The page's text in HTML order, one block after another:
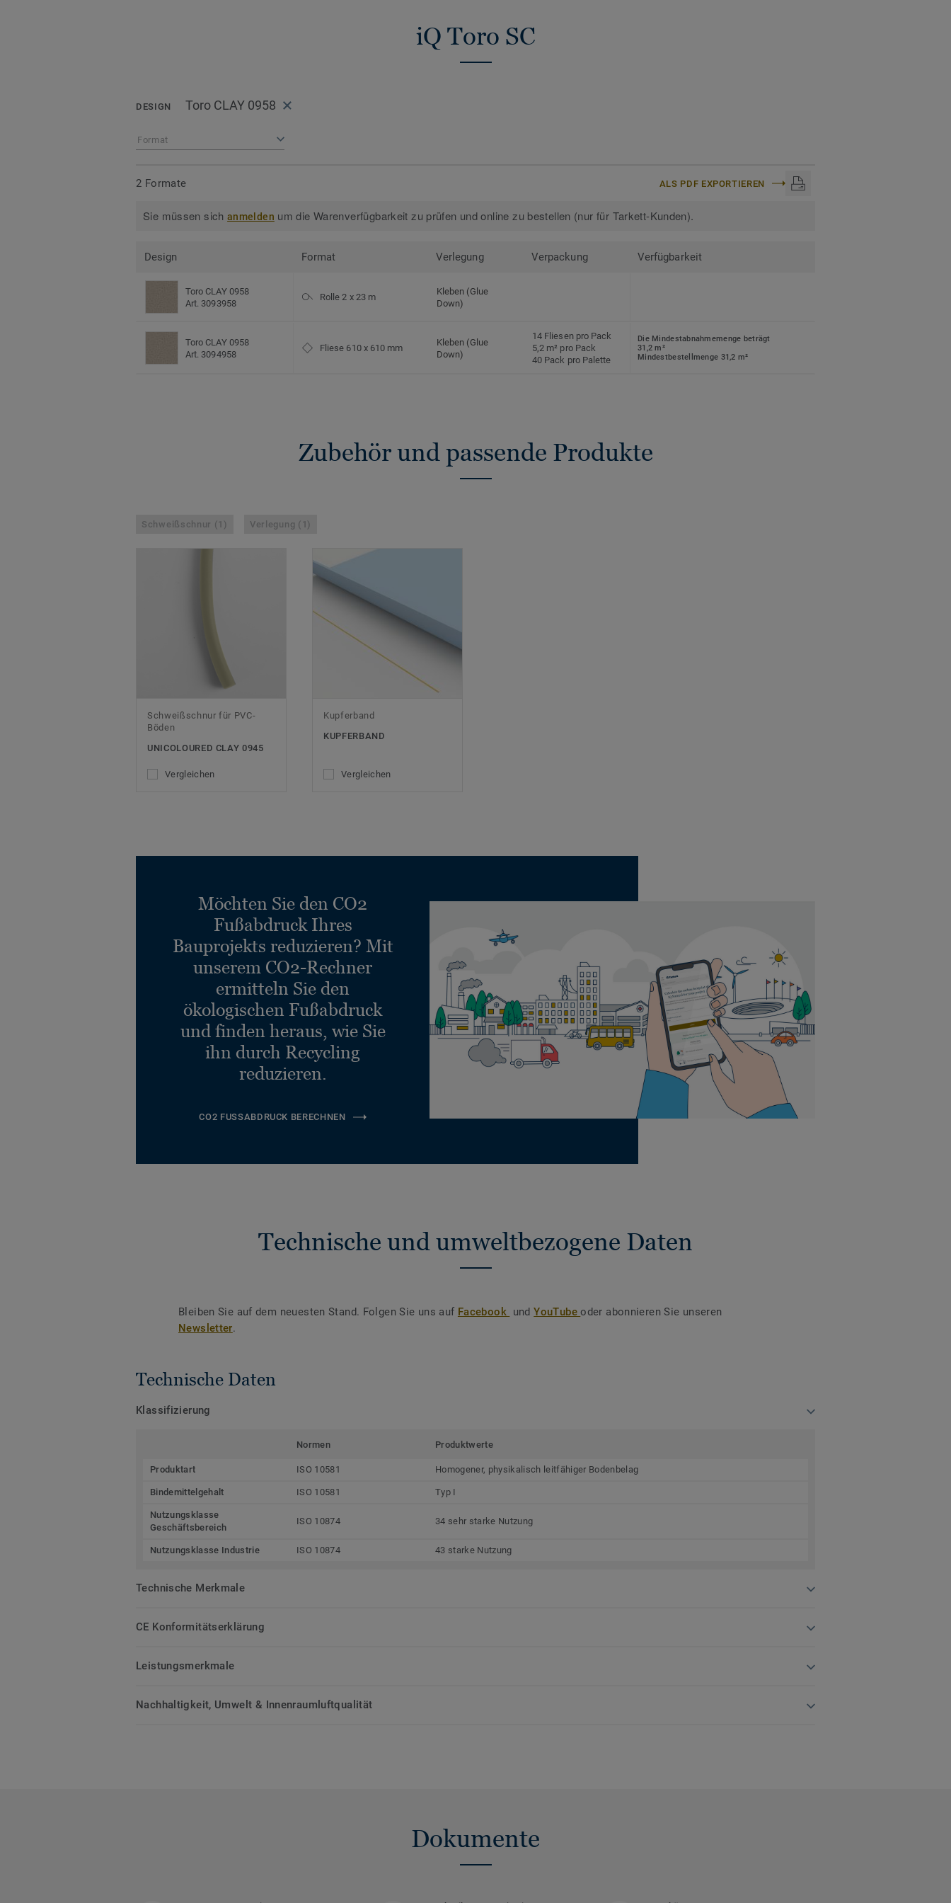
Leit-/Ableitfähige Böden
iQ Toro SC
DESIGN Toro CLAY 0958
Format
2 Formate ALS PDF EXPORTIEREN
Sie müssen sichanmelden um die Warenverfügbarkeit zu prüfen und online zu bestellen (nur für Tarkett-Kunden).
Design Format Verlegung Verpackung Verfügbarkeit
Toro CLAY 0958
Art. 3093958
Rolle 2 x 23 m
Kleben (Glue
Down)
Toro CLAY 0958
Art. 3094958
Fliese 610 x 610 mm
Kleben (Glue
Down)
14 Fliesen pro Pack
5,2 m² pro Pack
40 Pack pro Palette
Die Mindestabnahmemenge beträgt
31,2 m²
Mindestbestellmenge 31,2 m²
Zubehör und passende Produkte
Schweißschnur (1) Verlegung (1)
Schweißschnur für PVC-
Böden
UNICOLOURED CLAY 0945
Vergleichen
Kupferband
KUPFERBAND
Vergleichen
Möchten Sie den CO2
Fußabdruck Ihres
Bauprojekts reduzieren? Mit
unserem CO2-Rechner
ermitteln Sie den
ökologischen Fußabdruck
und finden heraus, wie Sie
ihn durch Recycling
reduzieren.
CO2 FUSSABDRUCK BERECHNEN
Technische und umweltbezogene Daten
Bleiben Sie auf dem neuesten Stand. Folgen Sie uns auf Facebook undYouTubeoder abonnieren Sie unseren
Newsletter.
Technische Daten
Klassifizierung
Normen Produktwerte
Produktart ISO 10581 Homogener, physikalisch leitfähiger Bodenbelag
Bindemittelgehalt ISO 10581 Typ I
Nutzungsklasse
Geschäftsbereich
ISO 10874 34 sehr starke Nutzung
Nutzungsklasse Industrie ISO 10874 43 starke Nutzung
Technische Merkmale
CE Konformitätserklärung
Leistungsmerkmale
Nachhaltigkeit, Umwelt & Innenraumluftqualität
Dokumente